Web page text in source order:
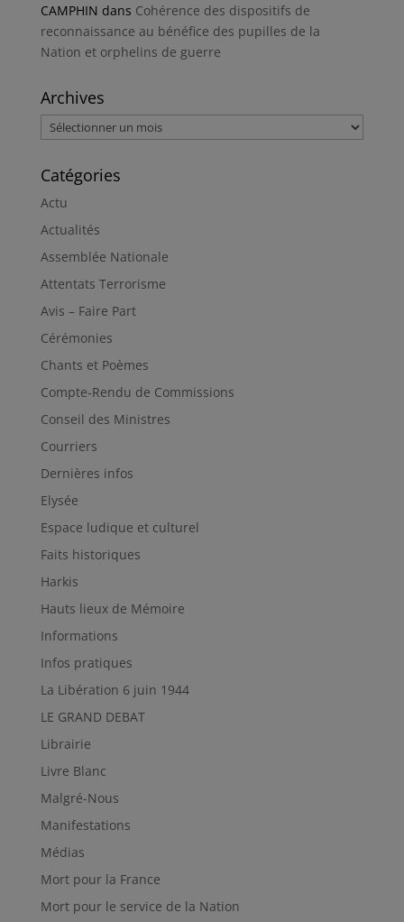
CAMPHIN dans Cohérence des dispositifs de
reconnaissance au bénéfice des pupilles de la
Nation et orphelins de guerre
Archives
Archives
Catégories
Actu
Actualités
Assemblée Nationale
Attentats Terrorisme
Avis – Faire Part
Cérémonies
Chants et Poèmes
Compte-Rendu de Commissions
Conseil des Ministres
Courriers
Dernières infos
Elysée
Espace ludique et culturel
Faits historiques
Harkis
Hauts lieux de Mémoire
Informations
Infos pratiques
La Libération 6 juin 1944
LE GRAND DEBAT
Librairie
Livre Blanc
Malgré-Nous
Manifestations
Médias
Mort pour la France
Mort pour le service de la Nation